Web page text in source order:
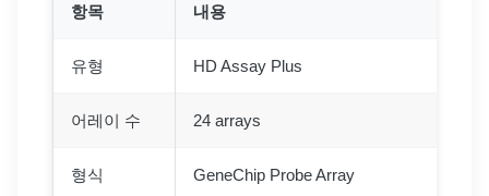
항목 내용
유형 HD Assay Plus
어레이 수 24 arrays
형식 GeneChip Probe Array